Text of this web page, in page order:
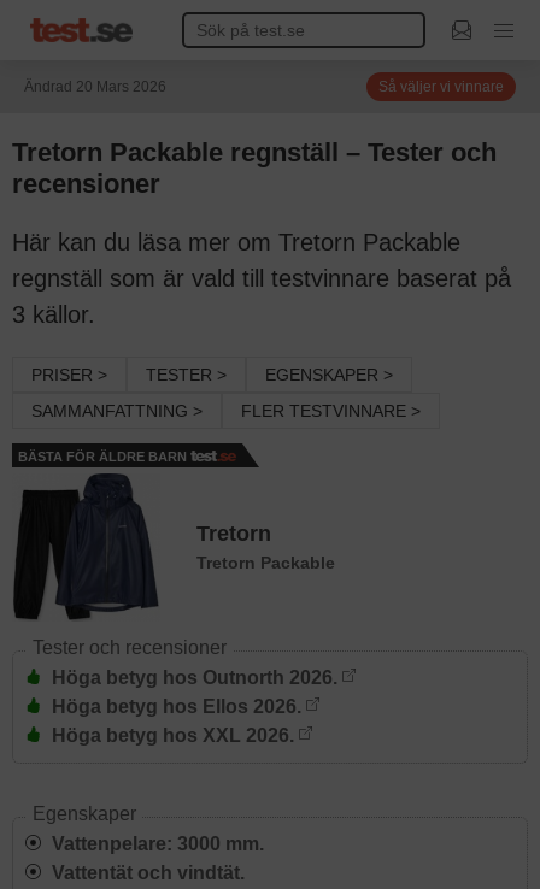
Ändrad 20 Mars 2026 Så väljer vi vinnare
Tretorn Packable regnställ – Tester och
recensioner
Här kan du läsa mer om Tretorn Packable
regnställ som är vald till testvinnare baserat på
3 källor.
PRISER > TESTER >
EGENSKAPER >
SAMMANFATTNING >
FLER TESTVINNARE >
BÄSTA FÖR ÄLDRE BARN
Tretorn
Tretorn Packable
Tester och recensioner
Höga betyg hos Outnorth 2026.
Höga betyg hos Ellos 2026.
Höga betyg hos XXL 2026.
Egenskaper
Vattenpelare: 3000 mm.
Vattentät och vindtät.